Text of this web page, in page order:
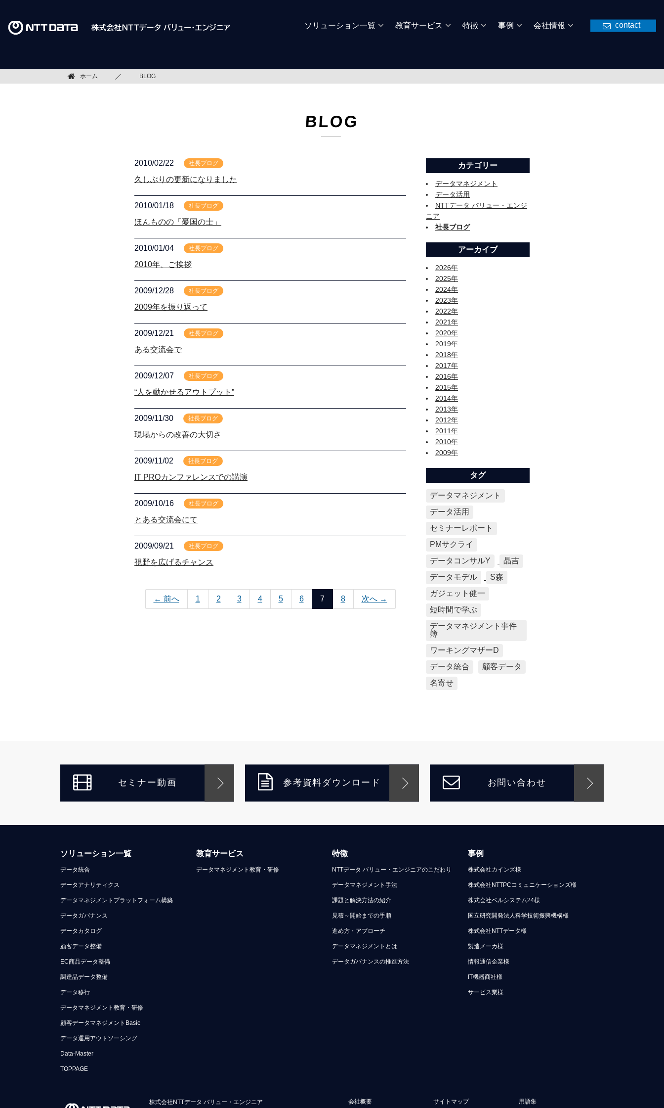
ソリューション一覧 教育サービス 特徴 事例 会社情報 contact
ホーム BLOG
BLOG
2010/02/22 社長ブログ
久しぶりの更新になりました
2010/01/18 社長ブログ
ほんものの「憂国の士」
2010/01/04 社長ブログ
2010年、ご挨拶
2009/12/28 社長ブログ
2009年を振り返って
2009/12/21 社長ブログ
ある交流会で
2009/12/07 社長ブログ
“人を動かせるアウトプット”
2009/11/30 社長ブログ
現場からの改善の大切さ
2009/11/02 社長ブログ
IT PROカンファレンスでの講演
2009/10/16 社長ブログ
とある交流会にて
2009/09/21 社長ブログ
視野を広げるチャンス
← 前へ 1 2 3 4 5 6 7 8 次へ →
カテゴリー
データマネジメント
データ活用
NTTデータ バリュー・エンジ
ニア
社長ブログ
アーカイブ
2026年
2025年
2024年
2023年
2022年
2021年
2020年
2019年
2018年
2017年
2016年
2015年
2014年
2013年
2012年
2011年
2010年
2009年
タグ
データマネジメント
データ活用
セミナーレポート
PMサクライ
データコンサルY
晶吉
データモデル
S森
ガジェット健一
短時間で学ぶ
データマネジメント事件
簿
ワーキングマザーD
データ統合
顧客データ
名寄せ
セミナー動画 参考資料ダウンロード お問い合わせ
ソリューション一覧
データ統合
データアナリティクス
データマネジメントプラットフォーム構築
データガバナンス
データカタログ
顧客データ整備
EC商品データ整備
調達品データ整備
データ移行
データマネジメント教育・研修
顧客データマネジメントBasic
データ運用アウトソーシング
Data-Master
TOPPAGE
教育サービス
データマネジメント教育・研修
特徴
NTTデータ バリュー・エンジニアのこだわり
データマネジメント手法
課題と解決方法の紹介
見積～開始までの手順
進め方・アプローチ
データマネジメントとは
データガバナンスの推進方法
事例
株式会社カインズ様
株式会社NTTPCコミュニケーションズ様
株式会社ベルシステム24様
国立研究開発法人科学技術振興機構様
株式会社NTTデータ様
製造メーカ様
情報通信企業様
IT機器商社様
サービス業様
会社概要 サイトマップ 用語集
株式会社NTTデータ バリュー・エンジニア